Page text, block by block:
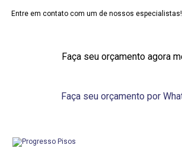
Entre em contato com um de nossos especialistas!
Faça seu orçamento agora
Faça seu orçamento por